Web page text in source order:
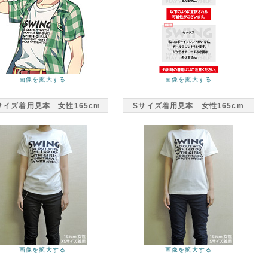
画像を拡大する 画像を拡大する
イズ着用見本 女性165cm
画像を拡大する
Sサイズ着用見本 女性165cm
画像を拡大する